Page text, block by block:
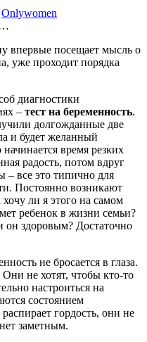
Onlywomen
впервые посещает мысль о
уже проходит порядка
диагностики
– тест на беременность.
долгожданные две
и будет желанный
время резких
радость, потом вдруг
– все это типично для
Постоянно возникают
ли я этого на самом
ребенок в жизни семьи?
он здоровым? Достаточно
не бросается в глаза.
не хотят, чтобы кто-то
настроиться на
состоянием
гордость, они не
заметным.